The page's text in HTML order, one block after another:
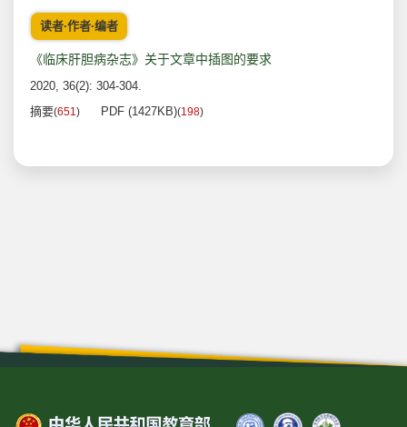
读者·作者·编者
《临床肝胆病杂志》关于文章中插图的要求
2020, 36(2): 304-304.
摘要(651) PDF (1427KB)(198)